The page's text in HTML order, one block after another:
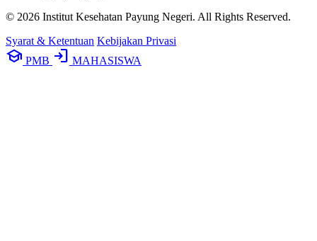
© 2026 Institut Kesehatan Payung Negeri. All Rights Reserved.
Syarat & Ketentuan Kebijakan Privasi
school PMB login MAHASISWA